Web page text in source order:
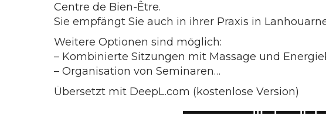
Centre de Bien-Être.
Sie empfängt Sie auch in ihrer Praxis in
Weitere Optionen sind möglich:
– Kombinierte Sitzungen mit Massage und
– Organisation von Seminaren…
Übersetzt mit DeepL.com (kostenlose Version)